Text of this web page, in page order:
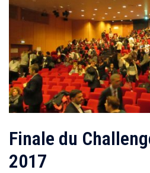
Finale du
2017